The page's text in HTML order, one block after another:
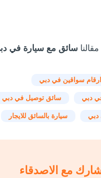
سائق مع سيارة في
ارقام سواقين في دبي
دبي سائق توصيل في دبي
دبي سيارة بالسائق للايجار
مع الاصدقاء